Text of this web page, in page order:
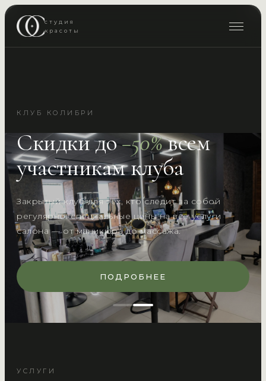
студия
красоты
КЛУБ КОЛИБРИ
Скидки до−50%всем
участникам клуба
Закрытый клуб для тех, кто следит за собой
регулярно: специальные цены на все услуги
салона — от маникюра до массажа.
ПОДРОБНЕЕ
УСЛУГИ